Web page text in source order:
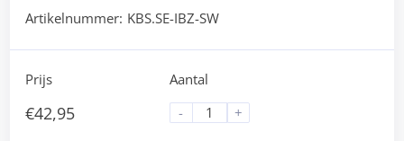
Artikelnummer: KBS.SE-IBZ-SW
Prijs
€42,95
Aantal
-
+